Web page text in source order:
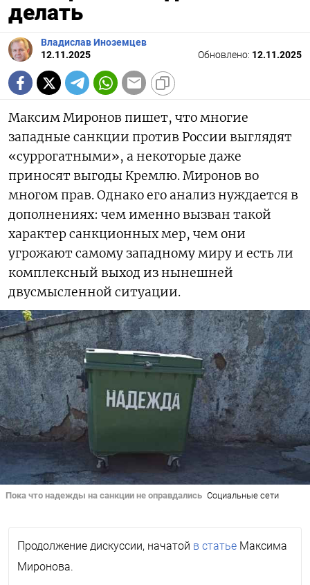
делать
Владислав Иноземцев
12.11.2025
Обновлено: 12.11.2025
Максим Миронов пишет, что многие
западные санкции против России выглядят
«суррогатными», а некоторые даже
приносят выгоды Кремлю. Миронов во
многом прав. Однако его анализ нуждается в
дополнениях: чем именно вызван такой
характер санкционных мер, чем они
угрожают самому западному миру и есть ли
комплексный выход из нынешней
двусмысленной ситуации.
Пока что надежды на санкции не оправдались Социальные сети
Продолжение дискуссии, начатой в статье Максима
Миронова.